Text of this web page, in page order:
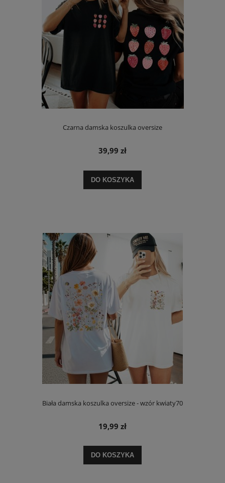
Czarna damska koszulka oversize
39,99 zł
DO KOSZYKA
Biała damska koszulka oversize - wzór kwiaty70
19,99 zł
DO KOSZYKA